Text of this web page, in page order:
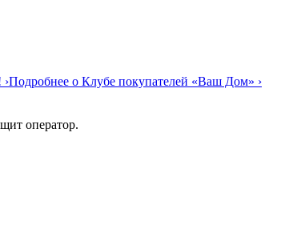
›Подробнее о Клубе покупателей «Ваш Дом» ›
оператор.